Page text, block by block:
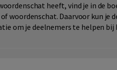
heeft, vind je in de
woordenschat. Daarvoor kun je
om je deelnemers te helpen bij